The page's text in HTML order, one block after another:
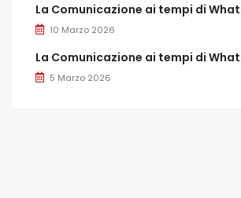
La Comunicazione ai tempi di
10 Marzo 2026
La Comunicazione ai tempi di
5 Marzo 2026